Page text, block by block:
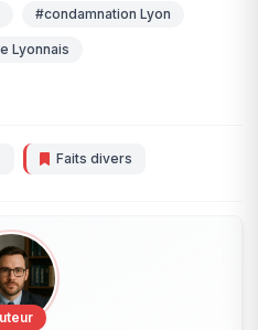
#condamnation Lyon
Lyonnais
Faits divers